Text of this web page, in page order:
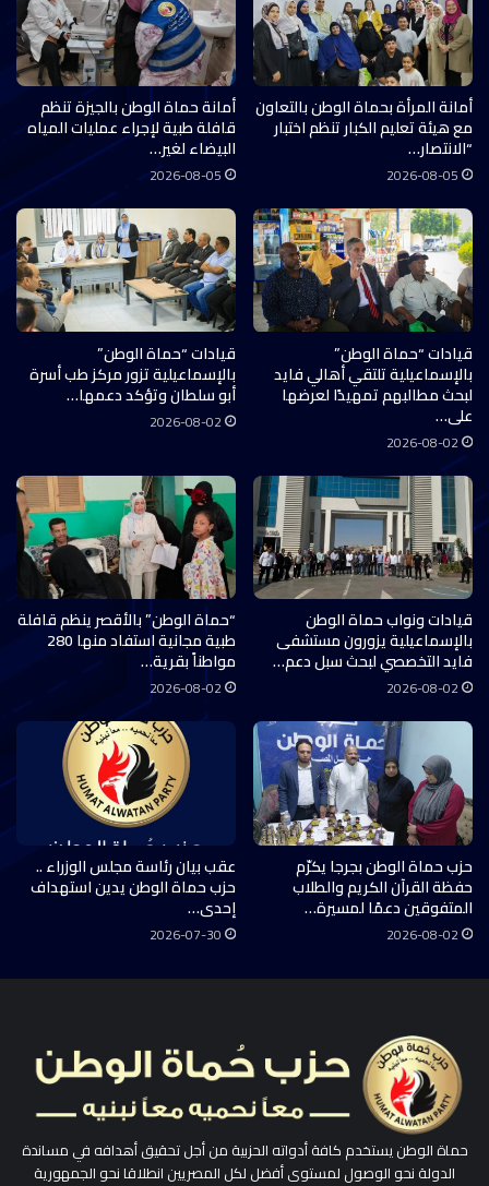
أمانة المرأة بحماة الوطن بالتعاون
مع هيئة تعليم الكبار تنظم اختبار
“الانتصار…
2026-08-05
أمانة حماة الوطن بالجيزة تنظم
قافلة طبية لإجراء عمليات المياه
البيضاء لغير…
2026-08-05
قيادات “حماة الوطن”
بالإسماعيلية تلتقي أهالي فايد
لبحث مطالبهم تمهيدًا لعرضها
على…
2026-08-02
قيادات “حماة الوطن”
بالإسماعيلية تزور مركز طب أسرة
أبو سلطان وتؤكد دعمها…
2026-08-02
قيادات ونواب حماة الوطن
بالإسماعيلية يزورون مستشفى
فايد التخصصي لبحث سبل دعم…
2026-08-02
“حماة الوطن” بالأقصر ينظم قافلة
طبية مجانية استفاد منها 280
مواطناً بقرية…
2026-08-02
حزب حماة الوطن بجرجا يكرّم
حفظة القرآن الكريم والطلاب
المتفوقين دعمًا لمسيرة…
2026-08-02
عقب بيان رئاسة مجلس الوزراء ..
حزب حماة الوطن يدين استهداف
إحدى…
2026-07-30
حماة الوطن يستخدم كافة أدواته الحزبية من أجل تحقيق أهدافه في مساندة
الدولة نحو الوصول لمستوى أفضل لكل المصريين انطلاقا نحو الجمهورية